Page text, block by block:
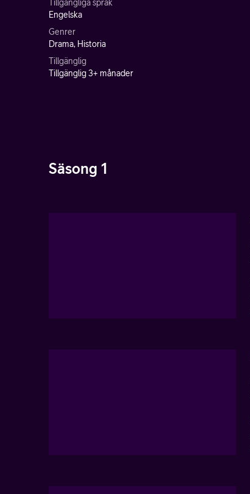
Tillgängliga språk
Engelska
Genrer
Drama, Historia
Tillgänglig
Tillgänglig 3+ månader
Säsong 1